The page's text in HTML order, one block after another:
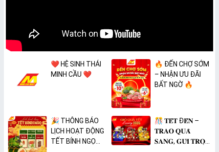
❤️ HỆ SINH THÁI
MINH CẦU ❤️
🔥 ĐẾN CHỢ SỚM
– NHẬN ƯU ĐÃI
BẤT NGỜ 🔥
🎉 THÔNG BÁO
LỊCH HOẠT ĐỘNG
TẾT BÍNH NGỌ
🎊 𝐓𝐄̂́𝐓 Đ𝐄̂́𝐍 –
𝐓𝐑𝐀𝐎 𝐐𝐔𝐀̀
𝐒𝐀𝐍𝐆, 𝐆𝐔̛̉𝐈 𝐓𝐑𝐎̣𝐍